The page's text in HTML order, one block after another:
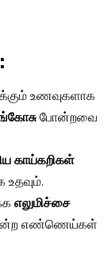
உணவுகளாக
போன்றவை
காய்கறிகள்
எலுமிச்சை
எண்ணெய்கள்